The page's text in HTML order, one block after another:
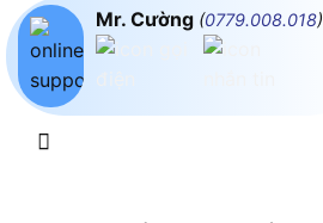
Mr. Cường (0779.008.018)